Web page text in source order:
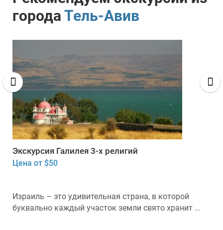
города Тель-Авив
Экскурсия Галилея 3-х религий
Цена от $50
Израиль – это удивительная страна, в которой
буквально каждый участок земли свято хранит ...